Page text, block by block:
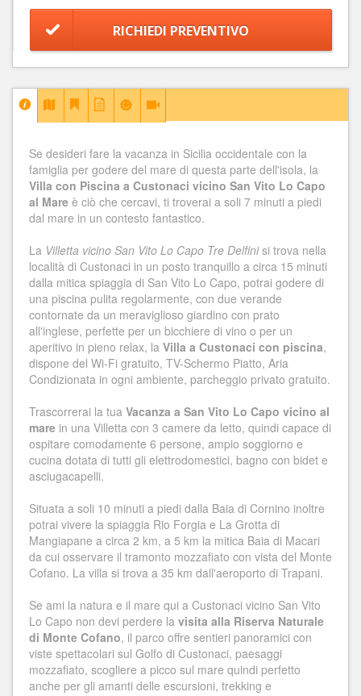
RICHIEDI PREVENTIVO
Se desideri fare la vacanza in Sicilia occidentale con la
famiglia per godere del mare di questa parte dell'isola, la
Villa con Piscina a Custonaci vicino San Vito Lo Capo
al Mare è ciò che cercavi, ti troverai a soli 7 minuti a piedi
dal mare in un contesto fantastico.
La Villetta vicino San Vito Lo Capo Tre Delfinisi trova nella
località di Custonaci in un posto tranquillo a circa 15 minuti
dalla mitica spiaggia di San Vito Lo Capo, potrai godere di
una piscina pulita regolarmente, con due verande
contornate da un meraviglioso giardino con prato
all'inglese, perfette per un bicchiere di vino o per un
aperitivo in pieno relax, la Villa a Custonaci con piscina,
dispone del Wi-Fi gratuito, TV-Schermo Piatto, Aria
Condizionata in ogni ambiente, parcheggio privato gratuito.
Trascorrerai la tua Vacanza a San Vito Lo Capo vicino al
mare in una Villetta con 3 camere da letto, quindi capace di
ospitare comodamente 6 persone, ampio soggiorno e
cucina dotata di tutti gli elettrodomestici, bagno con bidet e
asciugacapelli.
Situata a soli 10 minuti a piedi dalla Baia di Cornino inoltre
potrai vivere la spiaggia Rio Forgia e La Grotta di
Mangiapane a circa 2 km, a 5 km la mitica Baia di Macari
da cui osservare il tramonto mozzafiato con vista del Monte
Cofano. La villa si trova a 35 km dall'aeroporto di Trapani.
Se ami la natura e il mare qui a Custonaci vicino San Vito
Lo Capo non devi perdere la visita alla Riserva Naturale
di Monte Cofano, il parco offre sentieri panoramici con
viste spettacolari sul Golfo di Custonaci, paesaggi
mozzafiato, scogliere a picco sul mare quindi perfetto
anche per gli amanti delle escursioni, trekking e